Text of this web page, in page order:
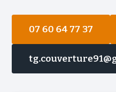
07 60 64 77 37